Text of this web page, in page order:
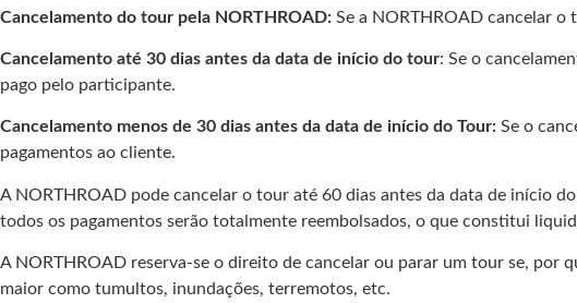
Cancelamento do tour pela NORTHROAD: Se a NORTHROAD cancelar
Cancelamento até 30 dias antes da data de início do tour: Se o
pago pelo participante.
Cancelamento menos de 30 dias antes da data de início do Tour: Se o
pagamentos ao cliente.
A NORTHROAD pode cancelar o tour até 60 dias antes da data de início
todos os pagamentos serão totalmente reembolsados, o que constitui
A NORTHROAD reserva-se o direito de cancelar ou parar um tour se,
maior como tumultos, inundações, terremotos, etc.